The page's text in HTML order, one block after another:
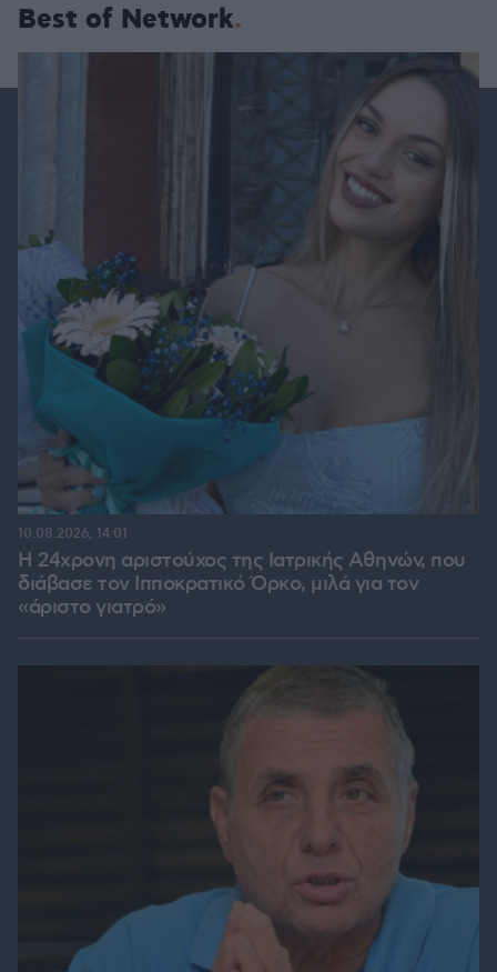
Best of Network
Η 24χρονη αριστούχος της Ιατρικής Αθηνών, που
διάβασε τον Ιπποκρατικό Όρκο, μιλά για τον
«άριστο γιατρό»
10.08.2026, 14:01